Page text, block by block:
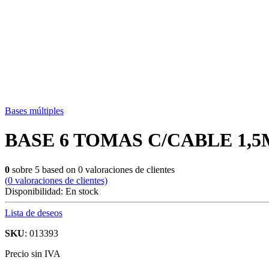
Bases múltiples
BASE 6 TOMAS C/CABLE
0 sobre 5 based on 0 valoraciones de clientes
(0 valoraciones de clientes)
Disponibilidad: En stock
Lista de deseos
SKU: 013393
Precio sin IVA